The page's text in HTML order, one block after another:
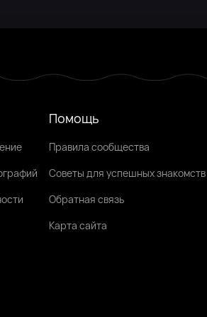
Помощь
Правила сообщества
Советы для успешных знакомств
Обратная связь
Карта сайта